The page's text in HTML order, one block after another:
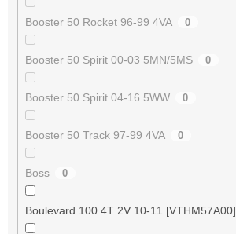
Booster 50 Rocket 96-99 4VA 0
Booster 50 Spirit 00-03 5MN/5MS 0
Booster 50 Spirit 04-16 5WW 0
Booster 50 Track 97-99 4VA 0
Boss 0
Boulevard 100 4T 2V 10-11 [VTHM57A00]